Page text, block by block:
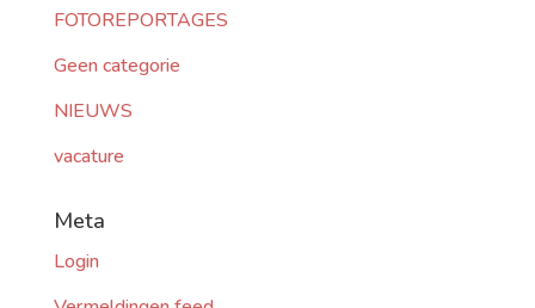
FOTOREPORTAGES
Geen categorie
NIEUWS
vacature
Meta
Login